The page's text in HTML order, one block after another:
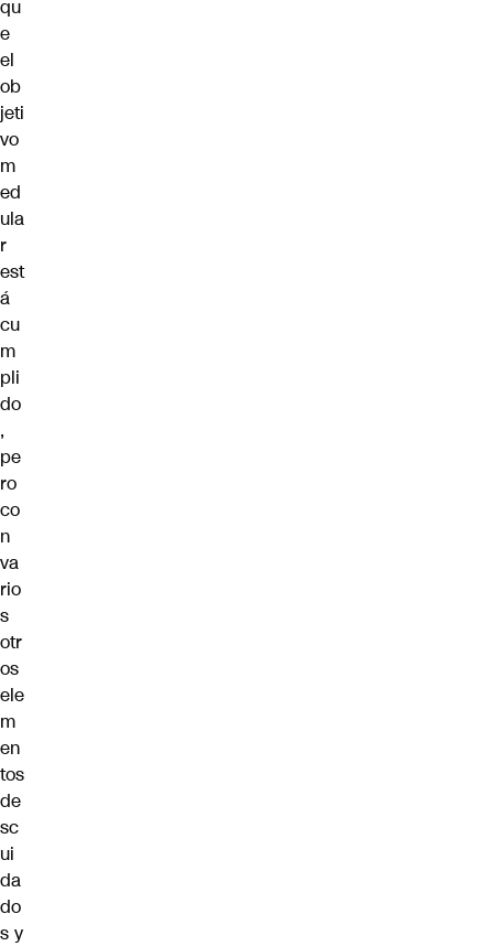
qu
e
el
ob
jeti
vo
m
ed
ula
r
est
á
cu
m
pli
do
,
pe
ro
co
n
va
rio
s
otr
os
ele
m
en
tos
de
sc
ui
da
do
s y